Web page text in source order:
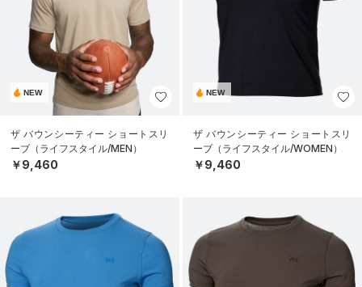
NEW
ザ バウンシーティー ショートスリ
ーブ（ライフスタイル/MEN）
￥9,460
NEW
ザ バウンシーティー ショートスリ
ーブ（ライフスタイル/WOMEN）
￥9,460